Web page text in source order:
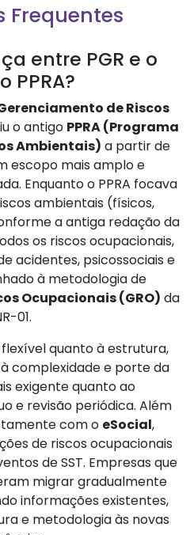
Frequentes
entre PGR e o
PPRA?
de Riscos
o antigo PPRA (Programa
Ambientais) a partir de
escopo mais amplo e
Enquanto o PPRA focava
ambientais (físicos,
a antiga redação da
os riscos ocupacionais,
acidentes, psicossociais e
à metodologia de
Ocupacionais (GRO) da
01.
quanto à estrutura,
complexidade e porte da
exigente quanto ao
e revisão periódica. Além
com o eSocial,
de riscos ocupacionais
de SST. Empresas que
migrar gradualmente
informações existentes,
e metodologia às novas